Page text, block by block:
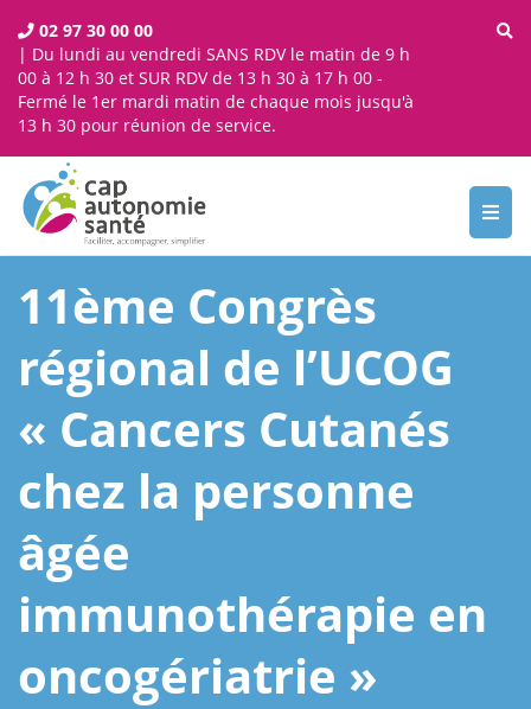
02 97 30 00 00
| Du lundi au vendredi SANS RDV le matin de 9 h
00 à 12 h 30 et SUR RDV de 13 h 30 à 17 h 00 -
Fermé le 1er mardi matin de chaque mois jusqu'à
13 h 30 pour réunion de service.
11ème Congrès
régional de l’UCOG
« Cancers Cutanés
chez la personne
âgée
immunothérapie en
oncogériatrie »